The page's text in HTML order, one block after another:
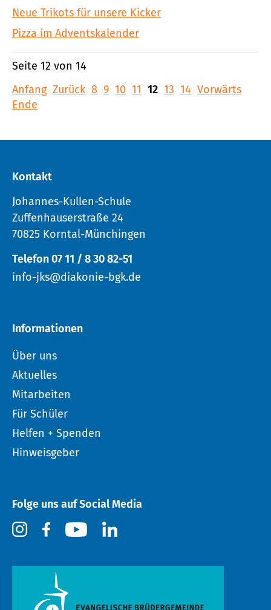
Neue Trikots für unsere Kicker
Pizza im Adventskalender
Seite 12 von 14
Anfang Zurück 8 9 10 11 12 13 14 Vorwärts
Ende
Kontakt
Johannes-Kullen-Schule
Zuffenhauserstraße 24
70825 Korntal-Münchingen
Telefon 07 11 / 8 30 82-51
info-jks@diakonie-bgk.de
Informationen
Über uns
Aktuelles
Mitarbeiten
Für Schüler
Helfen + Spenden
Hinweisgeber
Folge uns auf Social Media